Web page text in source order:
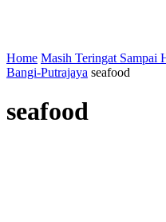
Home Masih Teringat Sampai
Bangi-Putrajaya seafood
seafood